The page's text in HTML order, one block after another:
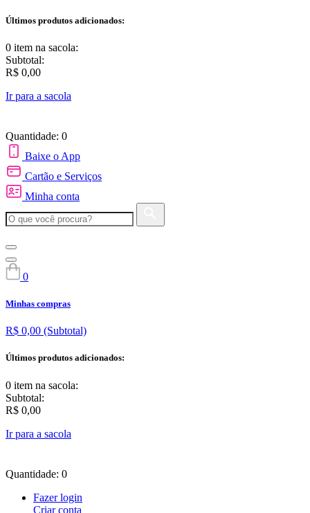
Últimos produtos adicionados:
0 item na sacola:
Subtotal:
R$ 0,00
Ir para a sacola
Quantidade: 0
Baixe o App
Cartão e Serviços
Minha conta
0
Minhas compras
R$ 0,00 (Subtotal)
Últimos produtos adicionados:
0 item na sacola:
Subtotal:
R$ 0,00
Ir para a sacola
Quantidade: 0
Fazer login
Criar conta